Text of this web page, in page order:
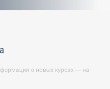
о новых курсах — на